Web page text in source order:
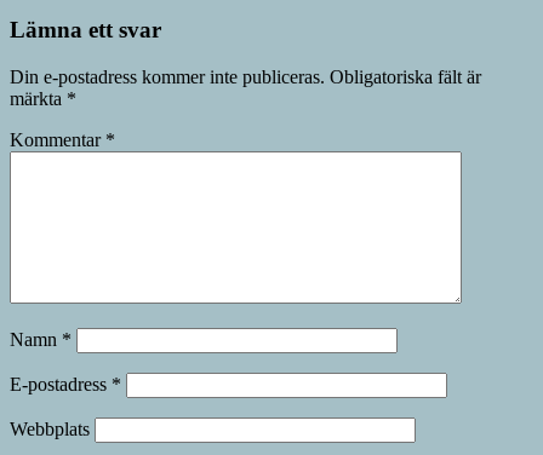
Lämna ett svar
Din e-postadress kommer inte publiceras. Obligatoriska fält är
märkta *
Kommentar *
Namn *
E-postadress *
Webbplats